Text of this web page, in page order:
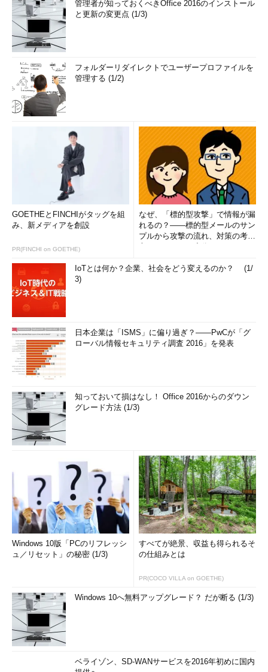
管理者が知っておくべきOffice 2016のインストール
と更新の変更点 (1/3)
フォルダーリダイレクトでユーザープロファイルを
管理する (1/2)
GOETHEとFINCHIがタッグを組
み、新メディアを創設
PR(FINCHI on GOETHE)
なぜ、「標的型攻撃」で情報が漏
れるの？――標的型メールのサン
プルから攻撃の流れ、対策の考え
IoTとは何か？企業、社会をどう変えるのか？ (1/
3)
日本企業は「ISMS」に偏り過ぎ？――PwCが「グ
ローバル情報セキュリティ調査 2016」を発表
知っておいて損はなし！ Office 2016からのダウン
グレード方法 (1/3)
Windows 10版「PCのリフレッシ
ュ／リセット」の秘密 (1/3)
すべてが絶景、収益も得られるそ
の仕組みとは
PR(COCO VILLA on GOETHE)
Windows 10へ無料アップグレード？ だが断る (1/3)
ベライゾン、SD-WANサービスを2016年初めに国内